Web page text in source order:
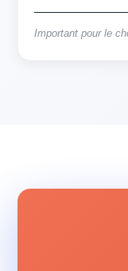
Important pour le